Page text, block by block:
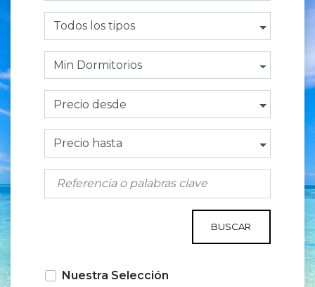
Todos los tipos
Min Dormitorios
Precio desde
Precio hasta
BUSCAR
Nuestra Selección